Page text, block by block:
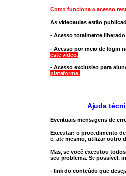
Como funciona o acesso
As videoaulas estão
- Acesso totalmente liberado
- Acesso por meio de login
este vídeo.
- Acesso exclusivo para
plataforma.
Ajuda
Eventuais mensagens de
Executar: o procedimento
e, até mesmo, utilizar outro
Mas, se você executou
seu problema. Se possível,
- link do conteúdo que